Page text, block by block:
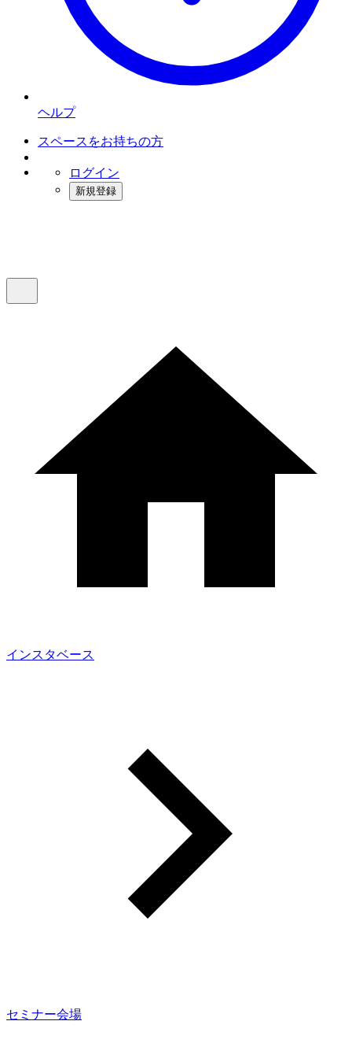
ヘルプ
スペースをお持ちの方
ログイン
新規登録
インスタベース
セミナー会場